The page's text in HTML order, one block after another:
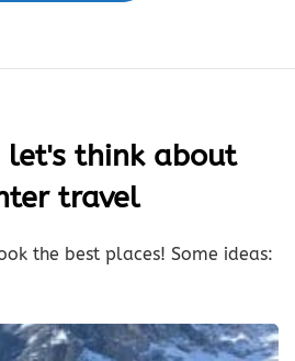
think about
travel
the best places! Some ideas: